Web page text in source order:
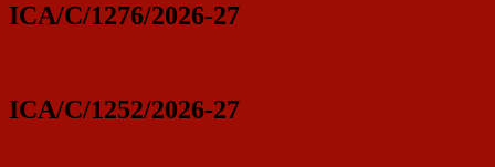
ICA/C/1276/2026-27
ICA/C/1252/2026-27